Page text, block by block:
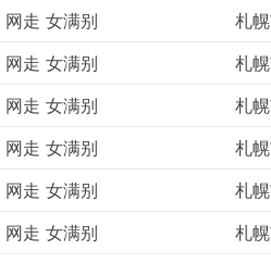
路或飞机的地方的最佳选择。大
对旅客非常友好，即使有限额设
票相比，汽车票更实惠。种类繁
也不够好，但可以将旅客送达目
，有时洗漱用品和毯子都包含在
量也不多，以及许多让您旅行愉
网走 女满别 札
网走 女满别 札
网走 女满别 札
网走 女满别 札
网走 女满别 札
网走 女满别 札